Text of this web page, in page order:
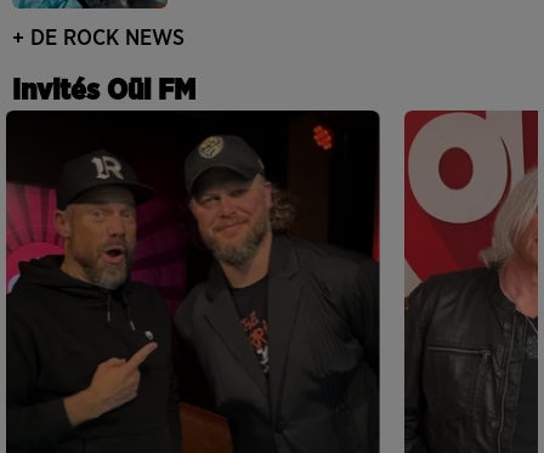
+ DE ROCK NEWS
Invités Oüi FM